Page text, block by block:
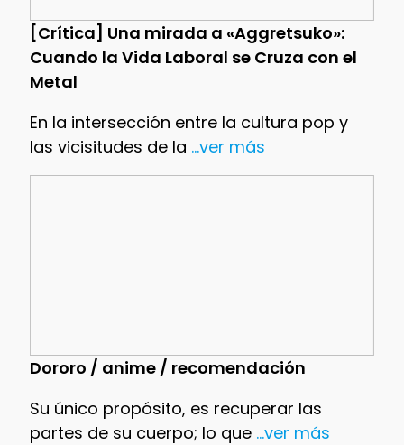
[Crítica] Una mirada a «Aggretsuko»:
Cuando la Vida Laboral se Cruza con el
Metal
En la intersección entre la cultura pop y
las vicisitudes de la ...ver más
Dororo / anime / recomendación
Su único propósito, es recuperar las
partes de su cuerpo; lo que...ver más